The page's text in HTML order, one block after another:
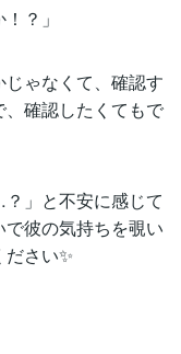
？」
ゃなくて、確認す
確認したくてもで
」と不安に感じて
彼の気持ちを覗い
さい✨